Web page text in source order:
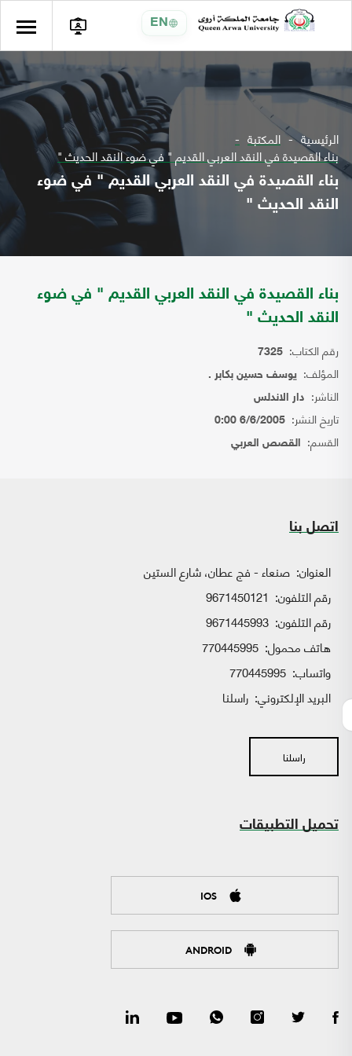
EN
الرئيسية المكتبة
بناء القصيدة في النقد العربي القديم " في ضوء النقد الحديث "
بناء القصيدة في النقد العربي القديم " في ضوء
النقد الحديث "
بناء القصيدة في النقد العربي القديم " في ضوء
النقد الحديث "
رقم الكتاب: 7325
المؤلف: يوسف حسين بكابر .
الناشر: دار الاندلس
تاريخ النشر: 6/6/2005 0:00
القسم: القصص العربي
اتصل بنا
العنوان: صنعاء - فج عطان، شارع الستين
رقم التلفون: 9671450121
رقم التلفون: 9671445993
هاتف محمول: 770445995
واتساب:
البريد الإلكتروني: راسلنا
راسلنا
تحميل التطبيقات
IOS
ANDROID